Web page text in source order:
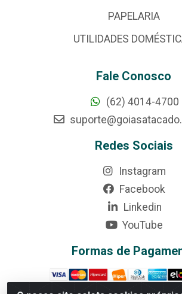
PAPELARIA
UTILIDADES
Fale Conosco
(62) 4014-4700
Redes Sociais
Instagram
Facebook
Linkedin
YouTube
Formas de